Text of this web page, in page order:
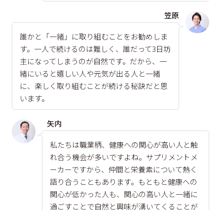
笠原
誰かと「一緒」に取り組むことをお勧めしま
す。一人で続けるのは難しく、誰だって3日坊
主になってしまうのが自然です。だから、一
緒にいると嬉しい人や元気が出る人と一緒
に、楽しく取り組むことが続ける秘訣だと思
います。
矢内
私たちは職業柄、健康への関心が高い人と触
れ合う機会が多いですよね。サプリメントメ
ーカーですから、仲間と栄養素について熱く
語り合うこともあります。もともと健康への
関心が低かった人も、関心の高い人と一緒に
過ごすことで自然と興味が湧いてくることが